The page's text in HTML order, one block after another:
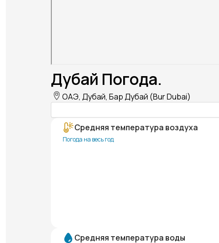
Дубай Погода.
ОАЭ, Дубай, Бар Дубай (Bur Dubai)
Средняя температура воздуха
Погода на весь год
Средняя температура воды